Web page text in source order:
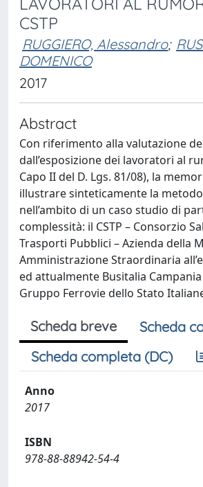
CSTP
RUGGIERO, Alessandro;
DOMENICO
2017
Abstract
Con riferimento alla valutazione
dall’esposizione dei lavoratori al
Capo II del D. Lgs. 81/08), la
illustrare sinteticamente la
nell’ambito di un caso studio di
complessità: il CSTP – Consorzio
Trasporti Pubblici – Azienda della
Amministrazione Straordinaria
ed attualmente Busitalia Campania
Gruppo Ferrovie dello Stato
Scheda breve
Scheda
Scheda completa (DC)
Anno
2017
ISBN
978-88-88942-54-4